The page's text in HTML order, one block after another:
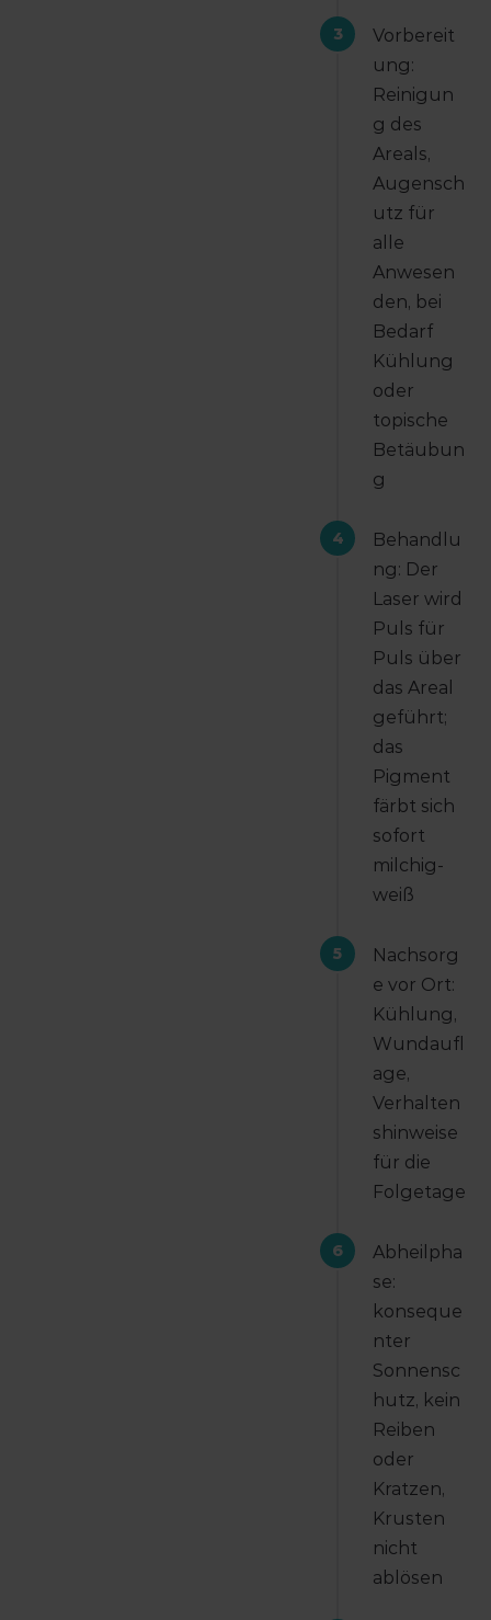
3
Vorbereit
ung:
Reinigun
g des
Areals,
Augensch
utz für
alle
Anwesen
den, bei
Bedarf
Kühlung
oder
topische
Betäubun
g
4
Behandlu
ng: Der
Laser wird
Puls für
Puls über
das Areal
geführt;
das
Pigment
färbt sich
sofort
milchig-
weiß
5
Nachsorg
e vor Ort:
Kühlung,
Wundaufl
age,
Verhalten
shinweise
für die
Folgetage
6
Abheilpha
se:
konseque
nter
Sonnensc
hutz, kein
Reiben
oder
Kratzen,
Krusten
nicht
ablösen